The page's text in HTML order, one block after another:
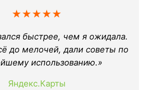
★★★★★
быстрее, чем я ожидала.
до мелочей, дали советы по
использованию.»
Яндекс.Карты